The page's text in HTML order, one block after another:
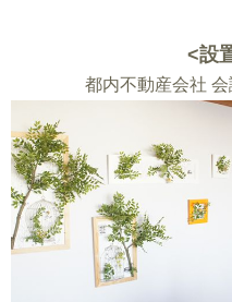
<設
都内不動産会社